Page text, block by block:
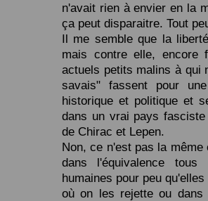
n'avait rien à envier en la
ça peut disparaitre. Tout
Il me semble que la
mais contre elle, encore
actuels petits malins à qui
savais" fassent pour
historique et politique et
dans un vrai pays
de Chirac et Lepen.
Non, ce n'est pas la
dans l'équivalence
humaines pour peu
où on les rejette ou dans